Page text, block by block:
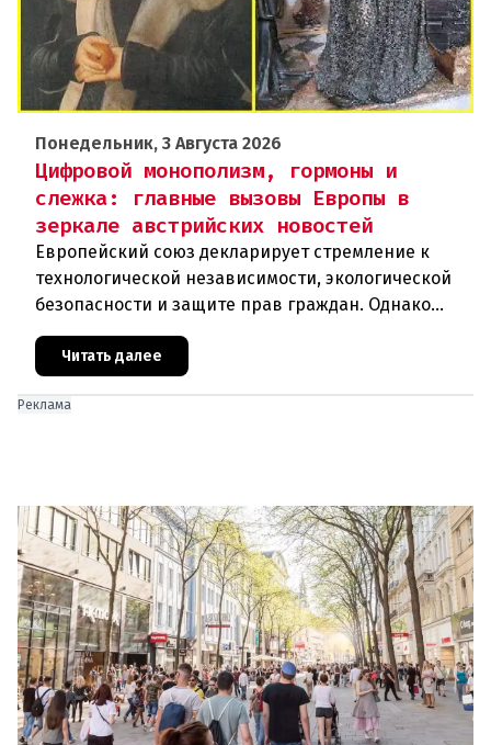
Понедельник, 3 Августа 2026
Цифровой монополизм, гормоны и
слежка: главные вызовы Европы в
зеркале австрийских новостей
Европейский союз декларирует стремление к
технологической независимости, экологической
безопасности и защите прав граждан. Однако
последние события в Австрии и решение
Брюсселя показывают: реальная п
Читать далее
Реклама